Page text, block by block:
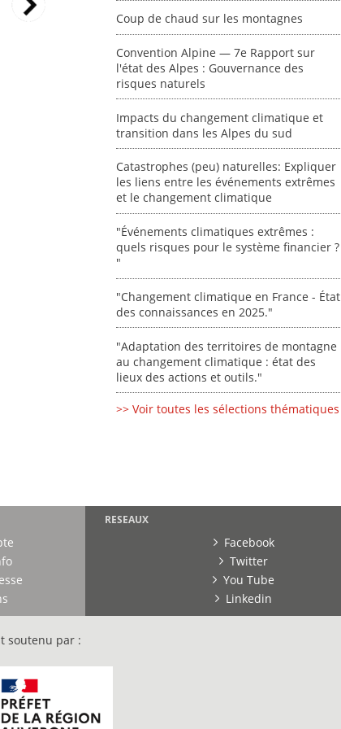
Coup de chaud sur les montagnes
Convention Alpine — 7e Rapport sur
l'état des Alpes : Gouvernance des
risques naturels
Impacts du changement climatique et
transition dans les Alpes du sud
Catastrophes (peu) naturelles: Expliquer
les liens entre les événements extrêmes
et le changement climatique
"Événements climatiques extrêmes :
quels risques pour le système financier ?
"
"Changement climatique en France - État
des connaissances en 2025."
"Adaptation des territoires de montagne
au changement climatique : état des
lieux des actions et outils."
>> Voir toutes les sélections thématiques
RESEAUX
Facebook
Twitter
You Tube
Linkedin
soutenu par :